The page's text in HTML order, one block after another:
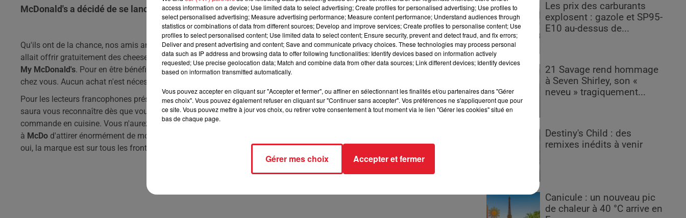
McDonald's a décidé de se lancer dans une opération communication assez folle.
Qu'ils ont de la chance, nos amis anglais. En effet, au Royaume-Uni, la fameuse marque de fast-food a confirmé qu'elle
allait offrir gratuitement des cheeseburgers à tout le monde. Enfin, à toutes les personnes disposant de l'application
My McDonald's. Pour en être bénéficiaire, il n'y a qu'à la télécharger et descendre du côté du restaurant le plus proche de
chez vous. Aucun achat n'est nécessaire, la seule chose à faire, est de pousser les portes de ce fameux
Pour les lecteurs francophones présents sur place, sachez que vous n'aurez même pas à commander puisque l'application
saura vous reconnaître dès que vous arriverez à moins de 100 mètres du restaurant et enverra automatiquement votre
commande en cuisine. Vous n'aurez donc même pas à faire la queue.
à McDo d'attirer énormément de monde, d'autant plus que la chaîne a également décidé de se lancer dans le végétarien...
oui, la marque est sur tous les fronts !
Les prix des carburants
explosent : gazole et SP95-
E10 au-dessus de...
21 Savage rend hommage
à Seven Shirley, son «
neveu » tragiquement...
Destiny's Child : des
remixes inédits à venir
Canicule : un nouveau pic
de chaleur à 40 °C arrive en
access information on a device; Use limited data to select advertising; Create profiles for personalised advertising; Use profiles to
select personalised advertising; Measure advertising performance; Measure content performance; Understand audiences through
statistics or combinations of data from different sources; Develop and improve services; Create profiles to personalise content; Use
profiles to select personalised content; Use limited data to select content; Ensure security, prevent and detect fraud, and fix errors;
Deliver and present advertising and content; Save and communicate privacy choices. These technologies may process personal
data such as IP address and browsing data to offer following functionalities: Identify devices based on information actively
requested; Use precise geolocation data; Match and combine data from other data sources; Link different devices; Identify devices
based on information transmitted automatically.
Vous pouvez accepter en cliquant sur "Accepter et fermer", ou affiner en sélectionnant les finalités et/ou partenaires dans "Gérer
mes choix". Vous pouvez également refuser en cliquant sur "Continuer sans accepter". Vos préférences ne s'appliqueront que pour
ce site. Vous pouvez mettre à jour vos choix, ou retirer votre consentement à tout moment via le lien "Gérer les cookies" situé en
bas de chaque page.
Gérer mes choix Accepter et fermer